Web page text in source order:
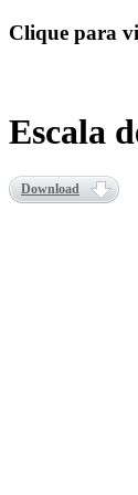
Clique para
Escala
Download